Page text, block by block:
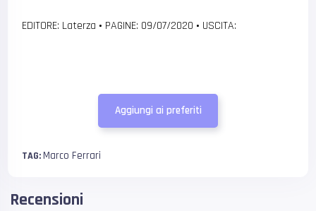
EDITORE: Laterza • PAGINE: 09/07/2020 • USCITA:
Aggiungi ai preferiti
TAG:Marco Ferrari
Recensioni